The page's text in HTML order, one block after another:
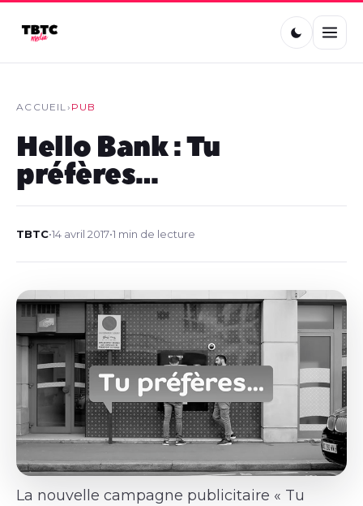
ACCUEIL› PUB
Hello Bank : Tu
préfères…
TBTC•14 avril 2017•1 min de lecture
La nouvelle campagne publicitaire « Tu